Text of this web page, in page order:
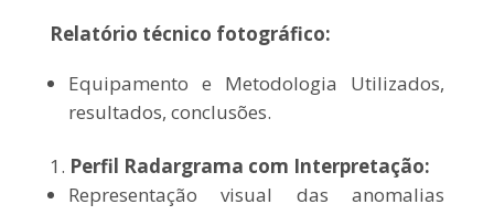
Relatório técnico fotográfico:
Equipamento e Metodologia Utilizados,
resultados, conclusões.
Perfil Radargrama com Interpretação:
Representação visual das anomalias